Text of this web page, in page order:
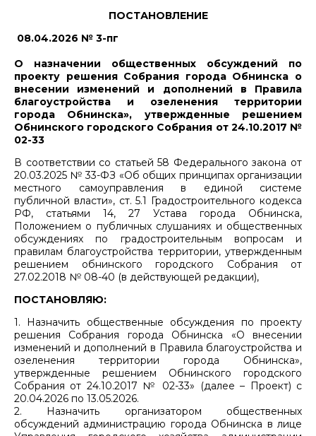
ПОСТАНОВЛЕНИЕ
08.04.2026 № 3-пг
О назначении общественных обсуждений по
проекту решения Собрания города Обнинска о
внесении изменений и дополнений в Правила
благоустройства и озеленения территории
города Обнинска», утвержденные решением
Обнинского городского Собрания от 24.10.2017 №
02-33
В соответствии со статьей 58 Федерального закона от
20.03.2025 № 33-ФЗ «Об общих принципах организации
местного самоуправления в единой системе
публичной власти», ст. 5.1 Градостроительного кодекса
РФ, статьями 14, 27 Устава города Обнинска,
Положением о публичных слушаниях и общественных
обсуждениях по градостроительным вопросам и
правилам благоустройства территории, утвержденным
решением обнинского городского Собрания от
27.02.2018 № 08-40 (в действующей редакции),
ПОСТАНОВЛЯЮ:
1. Назначить общественные обсуждения по проекту
решения Собрания города Обнинска «О внесении
изменений и дополнений в Правила благоустройства и
озеленения территории города Обнинска»,
утвержденные решением Обнинского городского
Собрания от 24.10.2017 № 02-33» (далее – Проект) с
20.04.2026 по 13.05.2026.
2. Назначить организатором общественных
обсуждений администрацию города Обнинска в лице